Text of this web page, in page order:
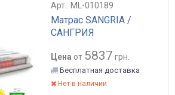
Арт.: ML-010189
Матрас SANGRIA /
САНГРИЯ
Цена от 5837 грн.
Бесплатная доставка
Нет в наличии